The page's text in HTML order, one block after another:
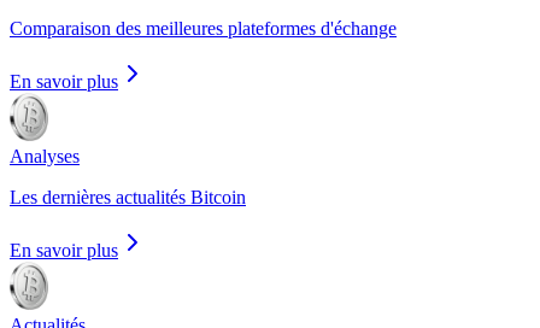
Comparaison des meilleures plateformes d'échange
En savoir plus
Analyses
Les dernières actualités Bitcoin
En savoir plus